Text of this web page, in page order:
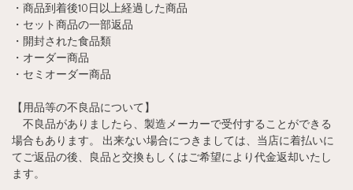
・商品到着後10日以上経過した商品
・セット商品の一部返品
・開封された食品類
・オーダー商品
・セミオーダー商品
【用品等の不良品について】
不良品がありましたら、製造メーカーで受付することができる
場合もあります。 出来ない場合につきましては、当店に着払いに
てご返品の後、良品と交換もしくはご希望により代金返却いたし
ます。